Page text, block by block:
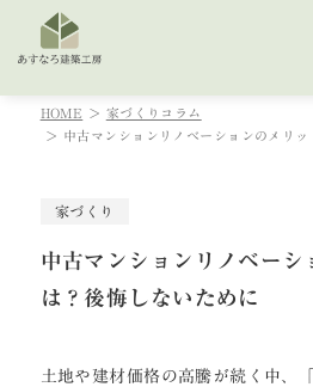
HOME
家づくりコラム
中古マンションリノベーションのメリッ
家づくり
中古マンションリノベーシ
は？後悔しないために
土地や建材価格の高騰が続く中、